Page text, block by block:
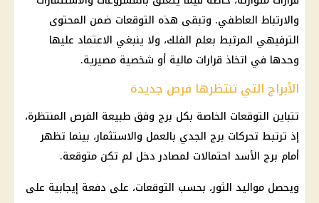
والارتباط العاطفي. وتبقى هذه التوقعات ضمن المحتوى
الترفيهي المرتبط بعلم الفلك، ولا ينبغي الاعتماد عليها
وحدها في اتخاذ قرارات مالية أو شخصية مصيرية.
الأبراج التي تنتظرها فرص جديدة
تتباين التوقعات الخاصة بكل برج وفق طبيعة الفرص المنتظرة،
إذ ترتبط تحركات برج الجدي بالعمل والاستثمار، بينما تظهر
أمام برج الأسد احتمالات لمصادر دخل لم تكن متوقعة.
ويحصل مواليد الثور، بحسب التوقعات، على دفعة إيجابية على